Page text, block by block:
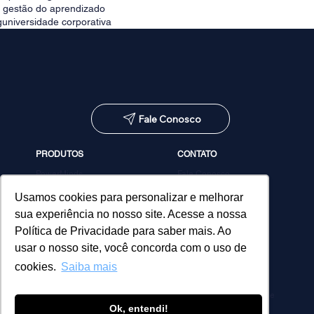
Usamos cookies para personalizar e melhorar
sua experiência no nosso site. Acesse a nossa
Política de Privacidade para saber mais. Ao
usar o nosso site, você concorda com o uso de
cookies. Saiba mais
Ok, entendi!
do aprendizado
universidade corporativa
Fale Conosco
© 2026 MicroPower. Todos os direitos reservados
PRODUTOS
PowerMinds
Estúdio de Conteúdos
MicroPower Classes
Consultoria
CONTATO
Fale Conosco
Política de Privacidade